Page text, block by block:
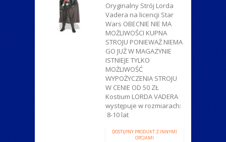
Oryginalny Strój Lorda
Vadera na licencji Star
Wars OBECNIE NIE MA
MOŻLIWOŚCI KUPNA
STROJU PONIEWAŻ NIEMA
GO JUŻ W MAGAZYNIE
ISTNIEJE TYLKO
MOŻLIWOŚĆ
WYPOŻYCZENIA STROJU
W CENIE OD 50 ZŁ
Kostium LORDA VADERA
występuje w rozmiarach:
8-10 lat
DOSTĘPNY PRODUKT Z INNYMI
OPCJAMI